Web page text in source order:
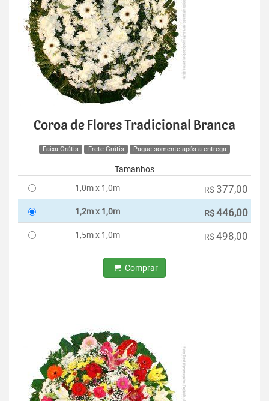
Coroa de Flores Tradicional Branca
Faixa Grátis Frete Grátis Pague somente após a entrega
Tamanhos
1,0m x 1,0m
R$ 377,00
1,2m x 1,0m R$446,00
1,5m x 1,0m R$ 498,00
Comprar